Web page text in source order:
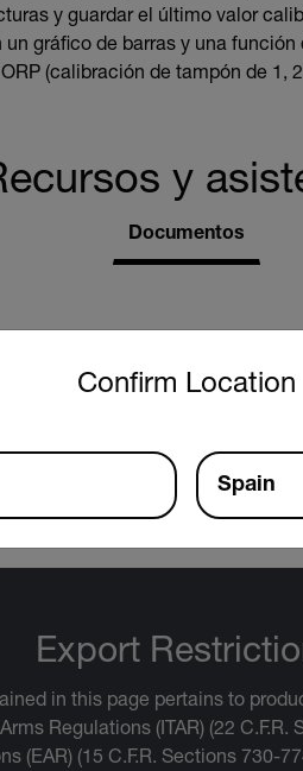
y guardar el último valor
un gráfico de barras y una
(calibración de tampón de 1,
y
Documentos
Export
in this page pertains to
Regulations (ITAR) (22
(EAR) (15 C.F.R. Sections 730-
Confirm Location
from the options below
Spain